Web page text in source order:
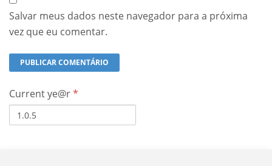
Salvar meus dados neste navegador para a próxima
vez que eu comentar.
Current ye@r*